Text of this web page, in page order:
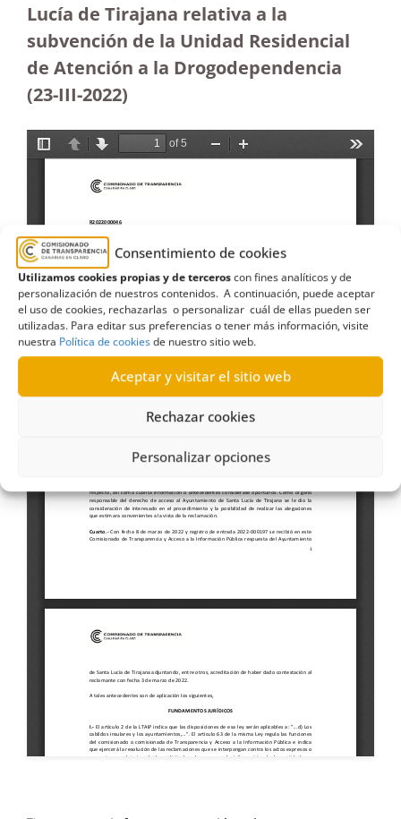
Consentimiento de cookies
Utilizamos cookies propias y de terceroscon fines analíticos y de
personalización de nuestros contenidos. A continuación, puede aceptar
el uso de cookies, rechazarlas o personalizar cuál de ellas pueden ser
utilizadas. Para editar sus preferencias o tener más información, visite
nuestra Política de cookiesde nuestro sitio web.
Aceptar y visitar el sitio web
Rechazar cookies
Personalizar opciones
Lucía de Tirajana relativa a la
subvención de la Unidad Residencial
de Atención a la Drogodependencia
(23-III-2022)